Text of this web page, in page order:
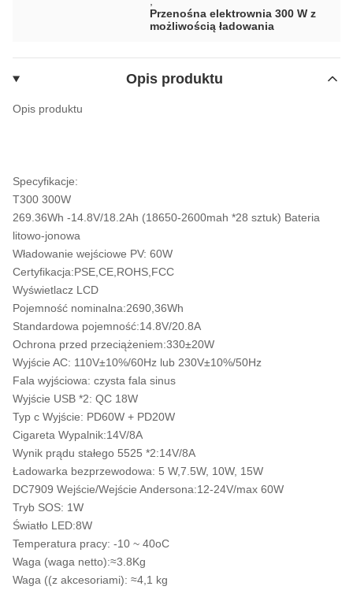
Przenośna elektrownia 300 W z
możliwością ładowania
Opis produktu
Opis produktu
Specyfikacje:
T300 300W
269.36Wh -14.8V/18.2Ah (18650-2600mah *28 sztuk) Bateria
litowo-jonowa
Władowanie wejściowe PV: 60W
Certyfikacja:PSE,CE,ROHS,FCC
Wyświetlacz LCD
Pojemność nominalna:2690,36Wh
Standardowa pojemność:14.8V/20.8A
Ochrona przed przeciążeniem:330±20W
Wyjście AC: 110V±10%/60Hz lub 230V±10%/50Hz
Fala wyjściowa: czysta fala sinus
Wyjście USB *2: QC 18W
Typ c Wyjście: PD60W + PD20W
Cigareta Wypalnik:14V/8A
Wynik prądu stałego 5525 *2:14V/8A
Ładowarka bezprzewodowa: 5 W,7.5W, 10W, 15W
DC7909 Wejście/Wejście Andersona:12-24V/max 60W
Tryb SOS: 1W
Światło LED:8W
Temperatura pracy: -10 ~ 40oC
Waga (waga netto):≈3.8Kg
Waga ((z akcesoriami): ≈4,1 kg